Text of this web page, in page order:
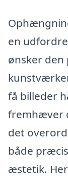
en
ønsker
få billeder
fremhæver
det
både
æstetik.